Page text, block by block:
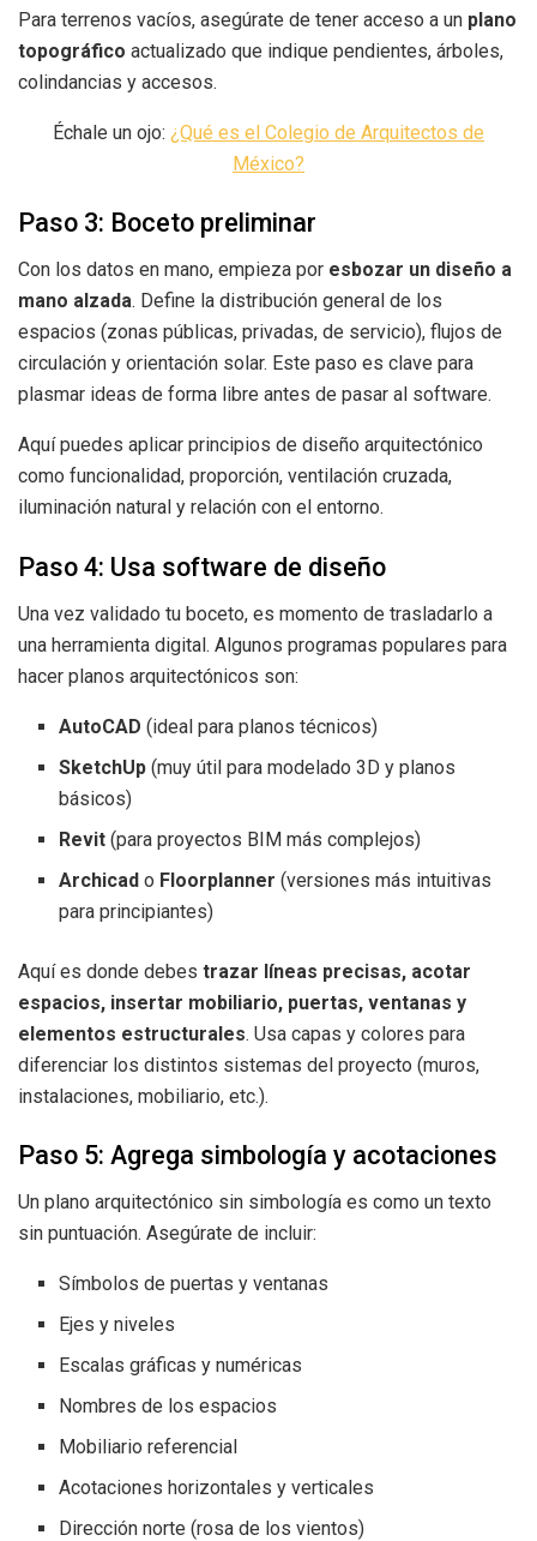
Para terrenos vacíos, asegúrate de tener acceso a un plano
topográfico actualizado que indique pendientes, árboles,
colindancias y accesos.
Échale un ojo: ¿Qué es el Colegio de Arquitectos de
México?
Paso 3: Boceto preliminar
Con los datos en mano, empieza por esbozar un diseño a
mano alzada. Define la distribución general de los
espacios (zonas públicas, privadas, de servicio), flujos de
circulación y orientación solar. Este paso es clave para
plasmar ideas de forma libre antes de pasar al software.
Aquí puedes aplicar principios de diseño arquitectónico
como funcionalidad, proporción, ventilación cruzada,
iluminación natural y relación con el entorno.
Paso 4: Usa software de diseño
Una vez validado tu boceto, es momento de trasladarlo a
una herramienta digital. Algunos programas populares para
hacer planos arquitectónicos son:
AutoCAD (ideal para planos técnicos)
SketchUp (muy útil para modelado 3D y planos
básicos)
Revit (para proyectos BIM más complejos)
Archicad o Floorplanner (versiones más intuitivas
para principiantes)
Aquí es donde debes trazar líneas precisas, acotar
espacios, insertar mobiliario, puertas, ventanas y
elementos estructurales. Usa capas y colores para
diferenciar los distintos sistemas del proyecto (muros,
instalaciones, mobiliario, etc.).
Paso 5: Agrega simbología y acotaciones
Un plano arquitectónico sin simbología es como un texto
sin puntuación. Asegúrate de incluir:
Símbolos de puertas y ventanas
Ejes y niveles
Escalas gráficas y numéricas
Nombres de los espacios
Mobiliario referencial
Acotaciones horizontales y verticales
Dirección norte (rosa de los vientos)